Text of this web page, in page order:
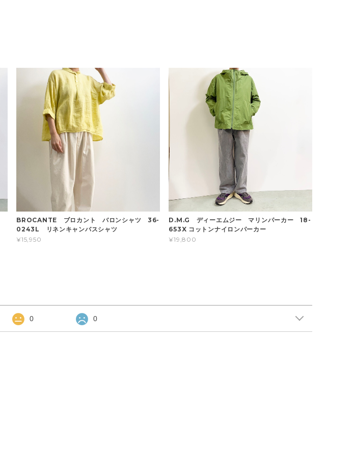
BROCANTE ブロカント バロンシャツ 36-
0243L リネンキャンバスシャツ
¥15,950
D.M.G ディーエムジー マリンパーカー 18-
653X コットンナイロンパーカー
¥19,800
0 0